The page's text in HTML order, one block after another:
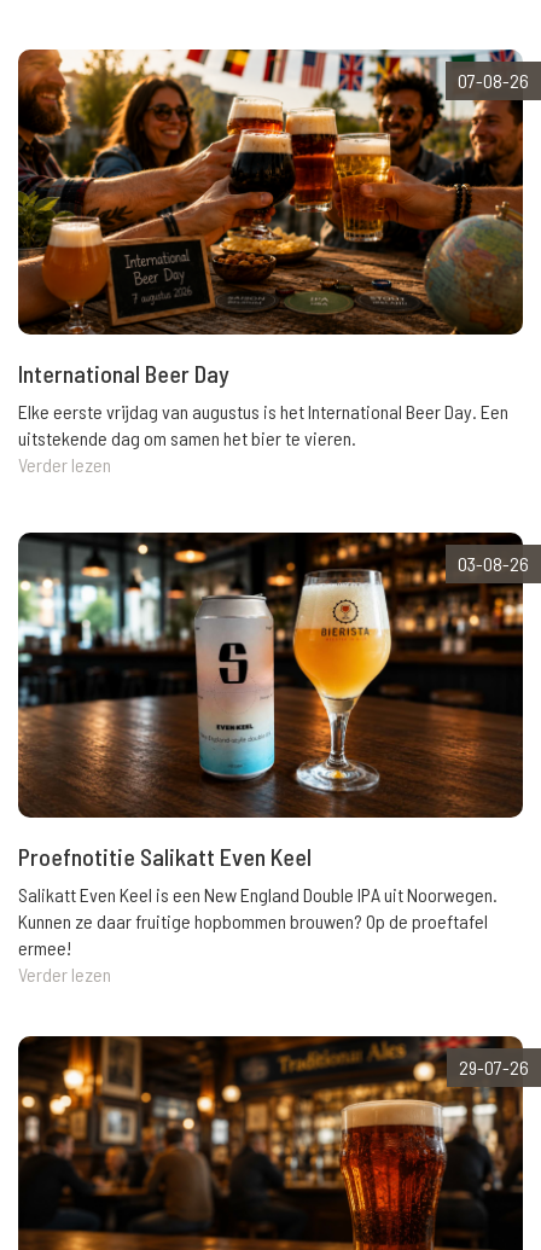
07-08-26
International Beer Day
Elke eerste vrijdag van augustus is het International Beer Day. Een
uitstekende dag om samen het bier te vieren.
Verder lezen
03-08-26
Proefnotitie Salikatt Even Keel
Salikatt Even Keel is een New England Double IPA uit Noorwegen.
Kunnen ze daar fruitige hopbommen brouwen? Op de proeftafel
ermee!
Verder lezen
29-07-26